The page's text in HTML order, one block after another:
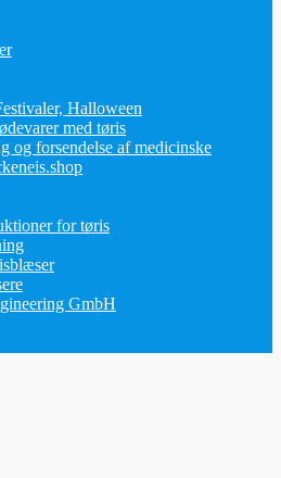
Halloween
med tøris
og forsendelse af medicinske
for tøris
GmbH